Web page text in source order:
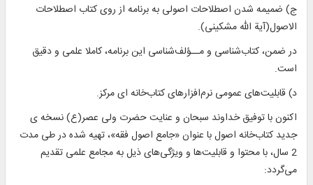
ج) ضمیمه شدن اصطلاحات اصولی به برنامه از روی کتاب اصطلاحات
الاصول(آیة الله مشکینی).
در ضمن، کتاب‌شناسی و مــؤلف‌شناسی این برنامه، کاملا علمی و دقیق
است.
د) قابلیت‌های عمومی نرم‌افزارهای کتاب‌خانه ای مرکز.
اکنون با توفیق خداوند سبحان و عنایت حضرت ولی عصر(ع) نسخه ی
جدید کتاب‌خانه اصول با عنوان «جامع اصول فقه»، تهیه شده در طی مدت
2 سال، با محتوا و قابلیت‌ها و ویژگی‌های ذیل به مجامع علمی تقدیم
می‌گردد: